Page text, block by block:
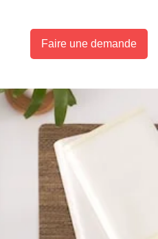
Faire une demande